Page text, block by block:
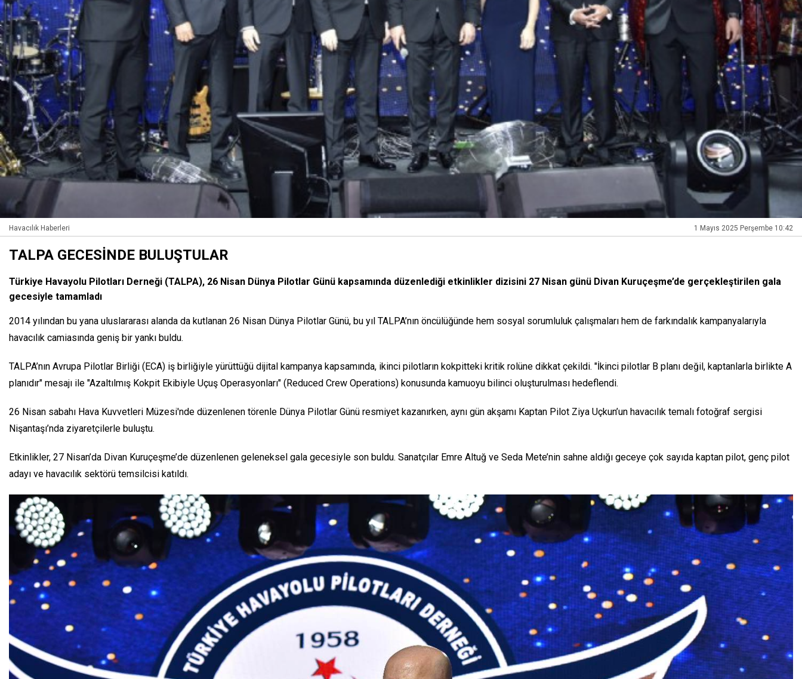
Havacılık Haberleri 1 Mayıs 2025 Perşembe 10:42
TALPA GECESİNDE BULUŞTULAR
Türkiye Havayolu Pilotları Derneği (TALPA), 26 Nisan Dünya Pilotlar Günü kapsamında düzenlediği etkinlikler dizisini 27 Nisan günü Divan Kuruçeşme’de gerçekleştirilen gala
gecesiyle tamamladı
2014 yılından bu yana uluslararası alanda da kutlanan 26 Nisan Dünya Pilotlar Günü, bu yıl TALPA’nın öncülüğünde hem sosyal sorumluluk çalışmaları hem de farkındalık kampanyalarıyla
havacılık camiasında geniş bir yankı buldu.
TALPA’nın Avrupa Pilotlar Birliği (ECA) iş birliğiyle yürüttüğü dijital kampanya kapsamında, ikinci pilotların kokpitteki kritik rolüne dikkat çekildi. "İkinci pilotlar B planı değil, kaptanlarla birlikte A
planıdır" mesajı ile "Azaltılmış Kokpit Ekibiyle Uçuş Operasyonları" (Reduced Crew Operations) konusunda kamuoyu bilinci oluşturulması hedeflendi.
26 Nisan sabahı Hava Kuvvetleri Müzesi'nde düzenlenen törenle Dünya Pilotlar Günü resmiyet kazanırken, aynı gün akşamı Kaptan Pilot Ziya Uçkun’un havacılık temalı fotoğraf sergisi
Nişantaşı’nda ziyaretçilerle buluştu.
Etkinlikler, 27 Nisan’da Divan Kuruçeşme’de düzenlenen geleneksel gala gecesiyle son buldu. Sanatçılar Emre Altuğ ve Seda Mete’nin sahne aldığı geceye çok sayıda kaptan pilot, genç pilot
adayı ve havacılık sektörü temsilcisi katıldı.